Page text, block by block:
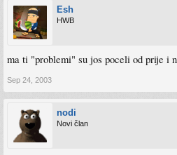
Bihnet grupe. Mozete li mi ikako objasniti kako
Bihnet newsgrupu ?
Hvala,
Esh
HWB
ma ti "problemi" su jos poceli od prije i
Sep 24, 2003
nodi
Novi član